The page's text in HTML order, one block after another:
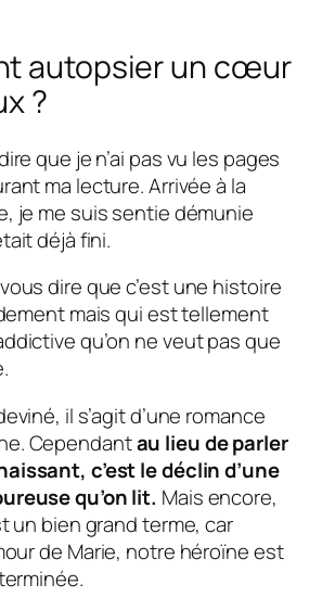
autopsier un cœur
?
que je n’ai pas vu les pages
ma lecture. Arrivée à la
je me suis sentie démunie
déjà fini.
dire que c’est une histoire
mais qui est tellement
qu’on ne veut pas que
il s’agit d’une romance
Cependantau lieu de parler
c’est le déclin d’une
qu’on lit. Mais encore,
un bien grand terme, car
de Marie, notre héroïne est